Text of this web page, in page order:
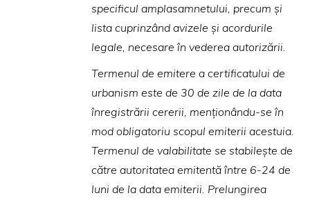
specificul amplasamnetului, precum şi
lista cuprinzând avizele şi acordurile
legale, necesare în vederea autorizării.
Termenul de emitere a certificatului de
urbanism este de 30 de zile de la data
înregistrării cererii, menţionându-se în
mod obligatoriu scopul emiterii acestuia.
Termenul de valabilitate se stabileşte de
către autoritatea emitentă între 6-24 de
luni de la data emiterii. Prelungirea